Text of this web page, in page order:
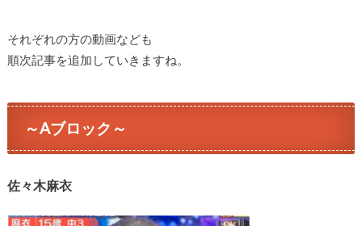
それぞれの方の動画なども
順次記事を追加していきますね。
～Aブロック～
佐々木麻衣